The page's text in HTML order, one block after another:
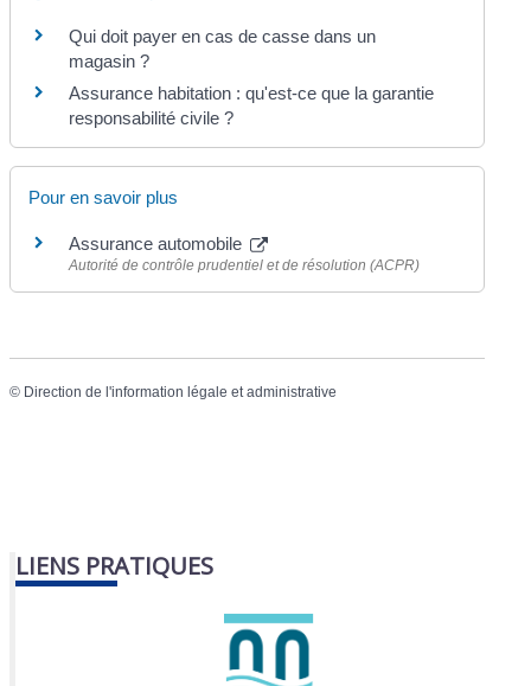
Qui doit payer en cas de casse dans un
magasin ?
Assurance habitation : qu'est-ce que la garantie
responsabilité civile ?
Pour en savoir plus
Assurance automobile
Autorité de contrôle prudentiel et de résolution (ACPR)
© Direction de l'information légale et administrative
LIENS PRATIQUES